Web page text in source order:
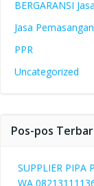
BERGARANSI
Jasa
PPR
Uncategorized
Pos-pos
SUPPLIER PIPA
WA